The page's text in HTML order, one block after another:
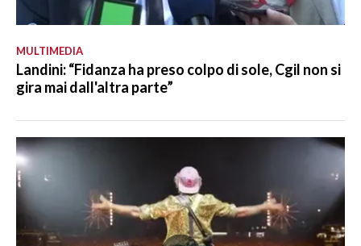
MULTIMEDIA
Landini: “Fidanza ha preso colpo di sole, Cgil non si
gira mai dall'altra parte”